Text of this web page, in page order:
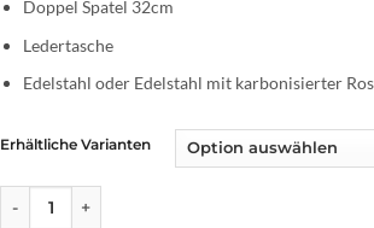
Doppel Spatel 32cm
Ledertasche
Edelstahl oder Edelstahl mit karbonisierter
Erhältliche Varianten
Noa-Instruments | Aquascaping Tools Set - 5